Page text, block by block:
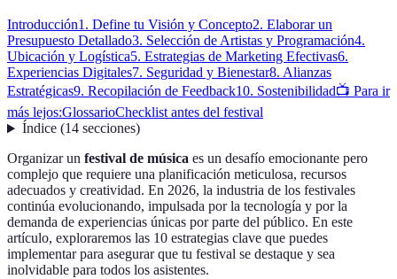
Introducción1. Define tu Visión y Concepto2. Elaborar un
Presupuesto Detallado3. Selección de Artistas y Programación4.
Ubicación y Logística5. Estrategias de Marketing Efectivas6.
Experiencias Digitales7. Seguridad y Bienestar8. Alianzas
Estratégicas9. Recopilación de Feedback10. Sostenibilidad📺 Para ir
más lejos:GlossarioChecklist antes del festival
Índice(14 secciones)
Organizar un festival de música es un desafío emocionante pero
complejo que requiere una planificación meticulosa, recursos
adecuados y creatividad. En 2026, la industria de los festivales
continúa evolucionando, impulsada por la tecnología y por la
demanda de experiencias únicas por parte del público. En este
artículo, exploraremos las 10 estrategias clave que puedes
implementar para asegurar que tu festival se destaque y sea
inolvidable para todos los asistentes.